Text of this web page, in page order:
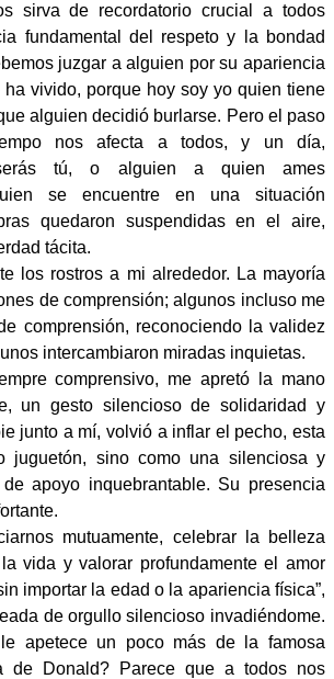
sirva de recordatorio crucial a todos
fundamental del respeto y la bondad
juzgar a alguien por su apariencia
vivido, porque hoy soy yo quien tiene
alguien decidió burlarse. Pero el paso
nos afecta a todos, y un día,
serás tú, o alguien a quien ames
se encuentre en una situación
quedaron suspendidas en el aire,
tácita.
los rostros a mi alrededor. La mayoría
de comprensión; algunos incluso me
comprensión, reconociendo la validez
intercambiaron miradas inquietas.
comprensivo, me apretó la mano
un gesto silencioso de solidaridad y
junto a mí, volvió a inflar el pecho, esta
juguetón, sino como una silenciosa y
apoyo inquebrantable. Su presencia
mutuamente, celebrar la belleza
vida y valorar profundamente el amor
importar la edad o la apariencia física”,
de orgullo silencioso invadiéndome.
apetece un poco más de la famosa
de Donald? Parece que a todos nos